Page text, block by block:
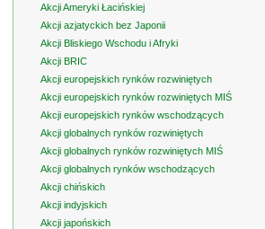
Akcji Ameryki Łacińskiej
Akcji azjatyckich bez Japonii
Akcji Bliskiego Wschodu i Afryki
Akcji BRIC
Akcji europejskich rynków rozwiniętych
Akcji europejskich rynków rozwiniętych MIŚ
Akcji europejskich rynków wschodzących
Akcji globalnych rynków rozwiniętych
Akcji globalnych rynków rozwiniętych MIŚ
Akcji globalnych rynków wschodzących
Akcji chińskich
Akcji indyjskich
Akcji japońskich